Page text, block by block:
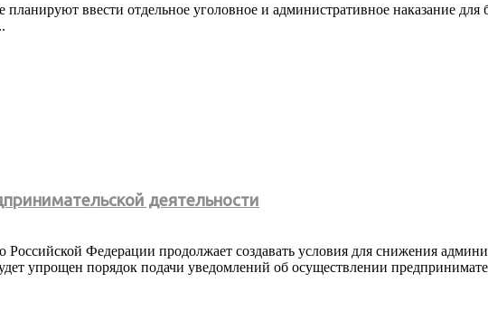
ввести отдельное уголовное и административное наказание
деятельности
Федерации продолжает создавать условия для снижения
упрощен порядок подачи уведомлений об осуществлении